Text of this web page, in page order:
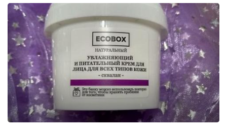
борется с шелушением кожи, уменьшает
выраженность морщин, подтягивает контуры лица.
Средство обладает легкой текстурой, поэтому
быстро впитывается.Объем: 120 мл, стоимость...